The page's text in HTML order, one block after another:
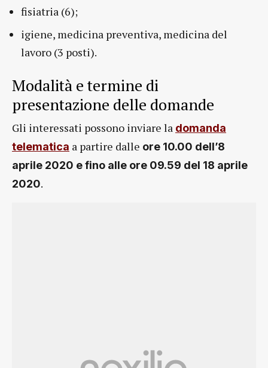
fisiatria (6);
igiene, medicina preventiva, medicina del
lavoro (3 posti).
Modalità e termine di
presentazione delle domande
Gli interessati possono inviare la domanda
telematica a partire dalle ore 10.00 dell’8
aprile 2020 e fino alle ore 09.59 del 18 aprile
2020.